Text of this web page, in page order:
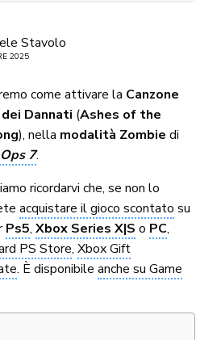
Stavolo
2025
come attivare la Canzone
Dannati (Ashes of the
), nella modalità Zombie di
7.
ricordarvi che, se non lo
acquistare il gioco scontato su
Ps5,Xbox Series X|S o PC,
PS Store,Xbox Gift
. È disponibileanche su Game